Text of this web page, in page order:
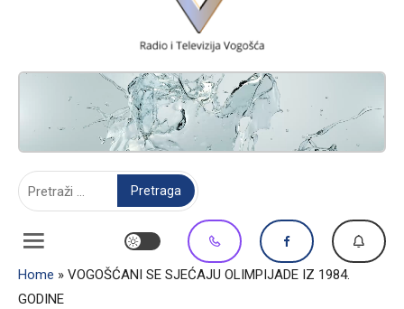
RADIO TELEVIZIJA VOGOŠĆA
Home » VOGOŠĆANI SE SJEĆAJU OLIMPIJADE IZ 1984.
GODINE